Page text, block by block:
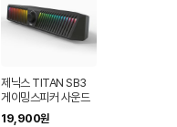
제닉스 TITAN SB3
게이밍스피커 사운드
바 컴퓨터스피커
19,900원